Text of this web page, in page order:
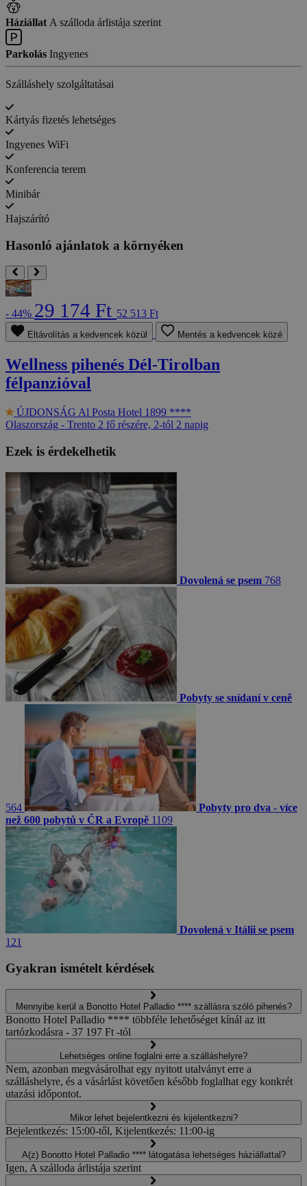
Háziállat A szálloda árlistája szerint
Parkolás Ingyenes
Szálláshely szolgáltatásai
Kártyás fizetés lehetséges
Ingyenes WiFi
Konferencia terem
Minibár
Hajszárító
Hasonló ajánlatok a környéken
- 44% 29 174 Ft 52 513 Ft
Eltávolítás a kedvencek közül Mentés a kedvencek közé
Wellness pihenés Dél-Tirolban
félpanzióval
ÚJDONSÁG Al Posta Hotel 1899 ****
Olaszország - Trento 2 fő részére, 2-tól 2 napig
Ezek is érdekelhetik
Dovolená se psem 768
Pobyty se snídaní v ceně
564
Pobyty pro dva - více
než 600 pobytů v ČR a Evropě 1109
Dovolená v Itálii se psem
121
Gyakran ismételt kérdések
Mennyibe kerül a Bonotto Hotel Palladio **** szállásra szóló pihenés?
Bonotto Hotel Palladio **** többféle lehetőséget kínál az itt
tartózkodásra - 37 197 Ft -tól
Lehetséges online foglalni erre a szálláshelyre?
Nem, azonban megvásárolhat egy nyitott utalványt erre a
szálláshelyre, és a vásárlást követően később foglalhat egy konkrét
utazási időpontot.
Mikor lehet bejelentkezni és kijelentkezni?
Bejelentkezés: 15:00-től, Kijelentkezés: 11:00-ig
A(z) Bonotto Hotel Palladio **** látogatása lehetséges háziállattal?
Igen, A szálloda árlistája szerint